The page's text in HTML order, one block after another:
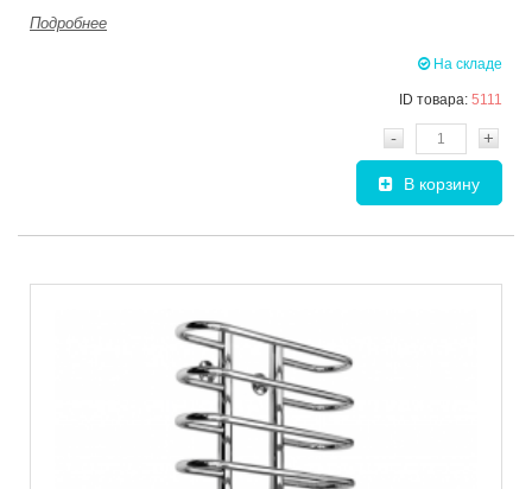
Подробнее
На складе
ID товара: 5111
- +
В корзину